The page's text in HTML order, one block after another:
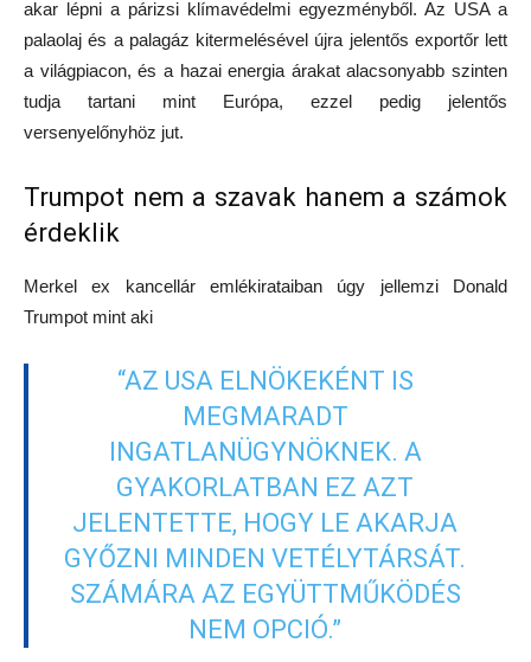
akar lépni a párizsi klímavédelmi egyezményből. Az USA a
palaolaj és a palagáz kitermelésével újra jelentős exportőr lett
a világpiacon, és a hazai energia árakat alacsonyabb szinten
tudja tartani mint Európa, ezzel pedig jelentős
versenyelőnyhöz jut.
Trumpot nem a szavak hanem a számok
érdeklik
Merkel ex kancellár emlékirataiban úgy jellemzi Donald
Trumpot mint aki
“AZ USA ELNÖKEKÉNT IS
MEGMARADT
INGATLANÜGYNÖKNEK. A
GYAKORLATBAN EZ AZT
JELENTETTE, HOGY LE AKARJA
GYŐZNI MINDEN VETÉLYTÁRSÁT.
SZÁMÁRA AZ EGYÜTTMŰKÖDÉS
NEM OPCIÓ.”